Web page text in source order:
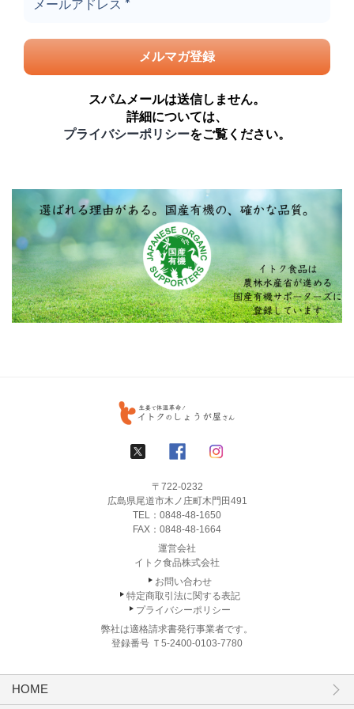
スパムメールは送信しません。
詳細については、
プライバシーポリシーをご覧ください。
〒722-0232
広島県尾道市木ノ庄町木門田491
TEL： 0848-48-1650
FAX：0848-48-1664
運営会社
イトク食品株式会社
お問い合わせ
特定商取引法に関する表記
プライバシーポリシー
弊社は適格請求書発行事業者です。
登録番号 Ｔ5-2400-0103-7780
HOME